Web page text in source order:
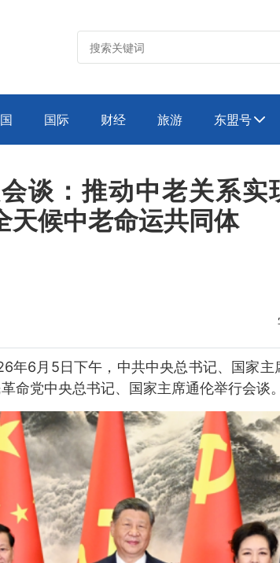
国际 财经 旅游 东盟号
谈：推动中老关系实
天候中老命运共同体
年6月5日下午，中共中央总书记、国家主
命党中央总书记、国家主席通伦举行会谈。